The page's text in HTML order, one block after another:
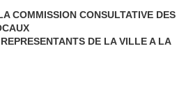
COMMISSION CONSULTATIVE DES
DE LA VILLE A LA